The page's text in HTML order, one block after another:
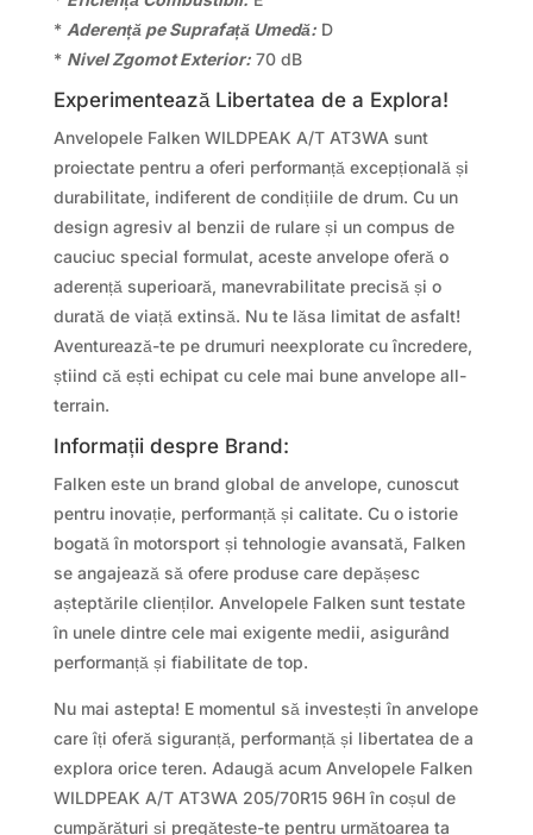
* Aderență pe Suprafață Umedă:D
* Nivel Zgomot Exterior:70 dB
Experimentează Libertatea de a Explora!
Anvelopele Falken WILDPEAK A/T AT3WA sunt
proiectate pentru a oferi performanță excepțională și
durabilitate, indiferent de condițiile de drum. Cu un
design agresiv al benzii de rulare și un compus de
cauciuc special formulat, aceste anvelope oferă o
aderență superioară, manevrabilitate precisă și o
durată de viață extinsă. Nu te lăsa limitat de asfalt!
Aventurează-te pe drumuri neexplorate cu încredere,
știind că ești echipat cu cele mai bune anvelope all-
terrain.
Informații despre Brand:
Falken este un brand global de anvelope, cunoscut
pentru inovație, performanță și calitate. Cu o istorie
bogată în motorsport și tehnologie avansată, Falken
se angajează să ofere produse care depășesc
așteptările clienților. Anvelopele Falken sunt testate
în unele dintre cele mai exigente medii, asigurând
performanță și fiabilitate de top.
Nu mai astepta! E momentul să investești în anvelope
care îți oferă siguranță, performanță și libertatea de a
explora orice teren. Adaugă acum Anvelopele Falken
WILDPEAK A/T AT3WA 205/70R15 96H în coșul de
cumpărături și pregătește-te pentru următoarea ta